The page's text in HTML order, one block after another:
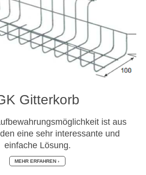
Gitterkorb
ist aus
eine sehr interessante und
einfache Lösung.
MEHR ERFAHREN